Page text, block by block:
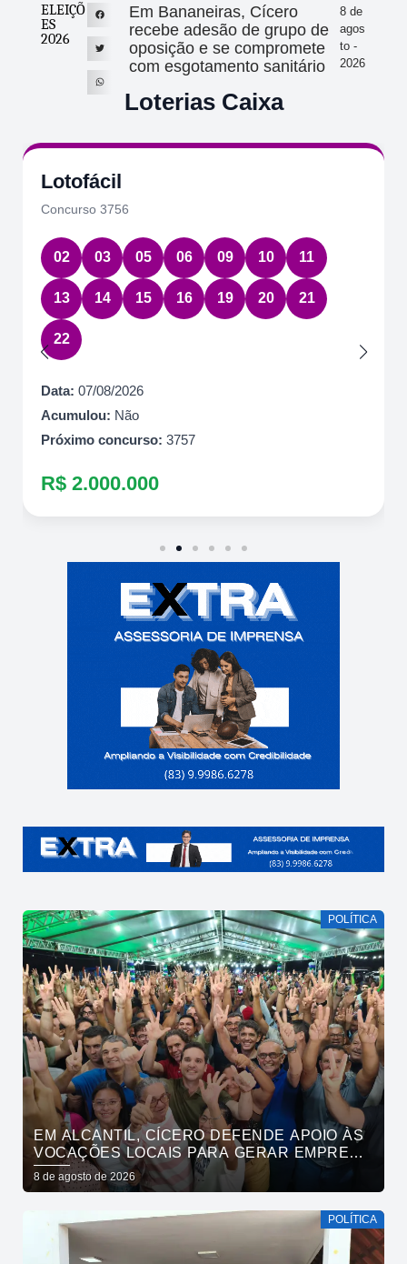
ELEIÇÕ
ES
2026
Em Bananeiras, Cícero
recebe adesão de grupo de
oposição e se compromete
com esgotamento sanitário
8 de
agos
to -
2026
Loterias Caixa
Quina
Concurso 7086
01 22 39 58 61
Data:
07/08/2026
R$ 1.500.000
POLÍTICA
EM ALCANTIL, CÍCERO DEFENDE APOIO ÀS
VOCAÇÕES LOCAIS PARA GERAR EMPREGO
E RENDA
8 de agosto de 2026
POLÍTICA